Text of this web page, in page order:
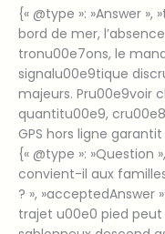
{« @type »: »Answer »,
bord de mer,
tronu00e7ons, le
signalu00e9tique
majeurs. Pru00e9voir
quantitu00e9,
GPS hors ligne
{« @type »: »Question
convient-il aux
? », »acceptedAnswer
trajet u00e0 pied